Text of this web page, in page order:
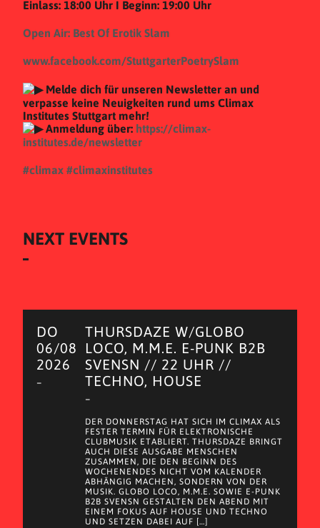
Einlass: 18:00 Uhr I Beginn: 19:00 Uhr
Open Air: Best Of Erotik Slam
www.facebook.com/StuttgarterPoetrySlam
Melde dich für unseren Newsletter an und
verpasse keine Neuigkeiten rund ums Climax
Institutes Stuttgart mehr!
Anmeldung über: https://climax-
institutes.de/newsletter
#climax #climaxinstitutes
NEXT EVENTS
DO
06/08
2026
–
THURSDAZE W/GLOBO
LOCO, M.M.E. E-PUNK B2B
SVENSN // 22 UHR //
TECHNO, HOUSE
–
DER DONNERSTAG HAT SICH IM CLIMAX ALS
FESTER TERMIN FÜR ELEKTRONISCHE
CLUBMUSIK ETABLIERT. THURSDAZE BRINGT
AUCH DIESE AUSGABE MENSCHEN
ZUSAMMEN, DIE DEN BEGINN DES
WOCHENENDES NICHT VOM KALENDER
ABHÄNGIG MACHEN, SONDERN VON DER
MUSIK. GLOBO LOCO, M.M.E. SOWIE E-PUNK
B2B SVENSN GESTALTEN DEN ABEND MIT
EINEM FOKUS AUF HOUSE UND TECHNO
UND SETZEN DABEI AUF […]